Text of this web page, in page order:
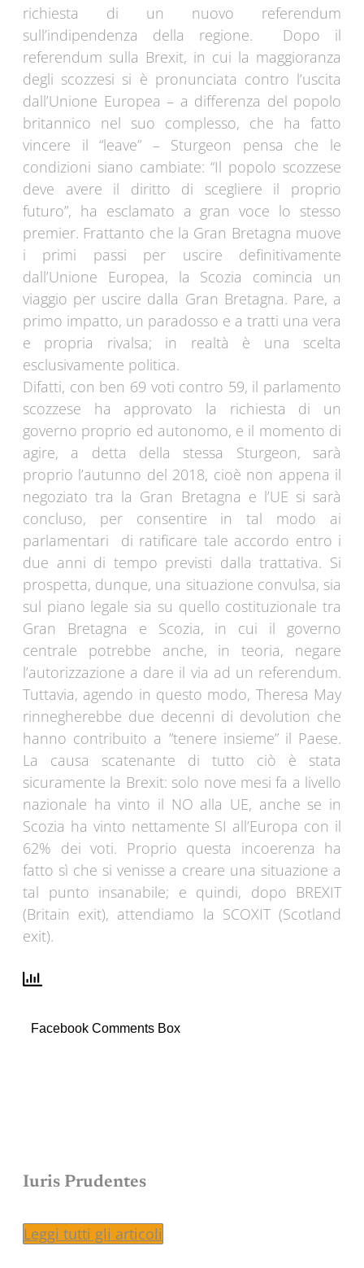
richiesta di un nuovo referendum
sull’indipendenza della regione. Dopo il
referendum sulla Brexit, in cui la maggioranza
degli scozzesi si è pronunciata contro l’uscita
dall’Unione Europea – a differenza del popolo
britannico nel suo complesso, che ha fatto
vincere il “leave” – Sturgeon pensa che le
condizioni siano cambiate: “Il popolo scozzese
deve avere il diritto di scegliere il proprio
futuro”, ha esclamato a gran voce lo stesso
premier. Frattanto che la Gran Bretagna muove
i primi passi per uscire definitivamente
dall’Unione Europea, la Scozia comincia un
viaggio per uscire dalla Gran Bretagna. Pare, a
primo impatto, un paradosso e a tratti una vera
e propria rivalsa; in realtà è una scelta
esclusivamente politica.
Difatti, con ben 69 voti contro 59, il parlamento
scozzese ha approvato la richiesta di un
governo proprio ed autonomo, e il momento di
agire, a detta della stessa Sturgeon, sarà
proprio l’autunno del 2018, cioè non appena il
negoziato tra la Gran Bretagna e l’UE si sarà
concluso, per consentire in tal modo ai
parlamentari di ratificare tale accordo entro i
due anni di tempo previsti dalla trattativa. Si
prospetta, dunque, una situazione convulsa, sia
sul piano legale sia su quello costituzionale tra
Gran Bretagna e Scozia, in cui il governo
centrale potrebbe anche, in teoria, negare
l’autorizzazione a dare il via ad un referendum.
Tuttavia, agendo in questo modo, Theresa May
rinnegherebbe due decenni di devolution che
hanno contribuito a ”tenere insieme” il Paese.
La causa scatenante di tutto ciò è stata
sicuramente la Brexit: solo nove mesi fa a livello
nazionale ha vinto il NO alla UE, anche se in
Scozia ha vinto nettamente SI all’Europa con il
62% dei voti. Proprio questa incoerenza ha
fatto sì che si venisse a creare una situazione a
tal punto insanabile; e quindi, dopo BREXIT
(Britain exit), attendiamo la SCOXIT (Scotland
exit).
Facebook Comments Box
Iuris Prudentes
Leggi tutti gli articoli